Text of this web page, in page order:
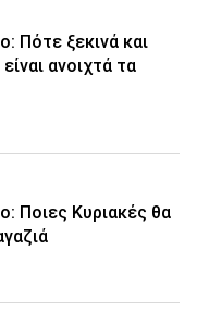
Πότε ξεκινά και
ανοιχτά τα
Ποιες Κυριακές θα